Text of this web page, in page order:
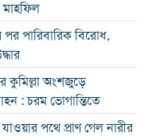
পর পারিবারিক বিরোধ,
কুমিল্লা অংশজুড়ে
: চরম ভোগান্তিতে
পথে প্রাণ গেল নারীর